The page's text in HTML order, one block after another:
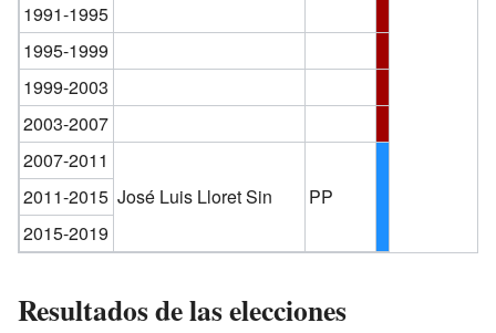
1991-1995
1995-1999
1999-2003
2003-2007
2007-2011
José Luis Lloret Sin
PP
2011-2015
2015-2019
Resultados de las elecciones